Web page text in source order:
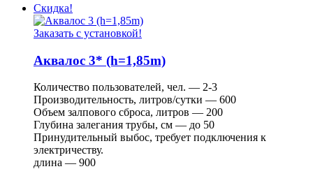
Скидка!
Заказать с установкой!
Аквалос 3* (h=1,85m)
Количество пользователей, чел. — 2-3
Производительность, литров/сутки — 600
Объем залпового сброса, литров — 200
Глубина залегания трубы, см — до 50
Принудительный выбос, требует подключения к
электричеству.
длина — 900